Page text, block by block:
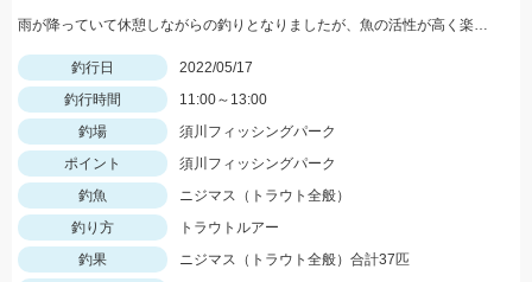
雨が降っていて休憩しながらの釣りとなりましたが、魚の活性が高く楽しむことができました！Bスパーク2.0ｇのＧマジョーラに反応良かったです。
釣行日
2022/05/17
釣行時間
11:00～13:00
釣場
須川フィッシングパーク
ポイント
須川フィッシングパーク
釣魚
ニジマス（トラウト全般）
釣り方
トラウトルアー
釣果
ニジマス（トラウト全般）合計37匹